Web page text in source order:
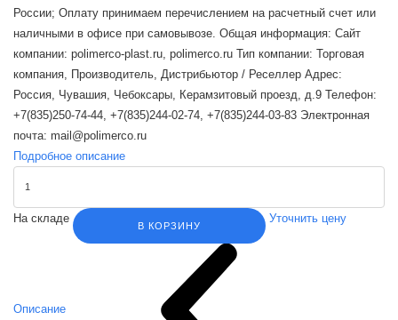
России; Оплату принимаем перечислением на расчетный счет или
наличными в офисе при самовывозе. Общая информация: Сайт
компании: polimerco-plast.ru, polimerco.ru Тип компании: Торговая
компания, Производитель, Дистрибьютор / Реселлер Адрес:
Россия, Чувашия, Чебоксары, Керамзитовый проезд, д.9 Телефон:
+7(835)250-74-44, +7(835)244-02-74, +7(835)244-03-83 Электронная
почта: mail@polimerco.ru
Подробное описание
На складе
В КОРЗИНУ
Уточнить цену
Описание